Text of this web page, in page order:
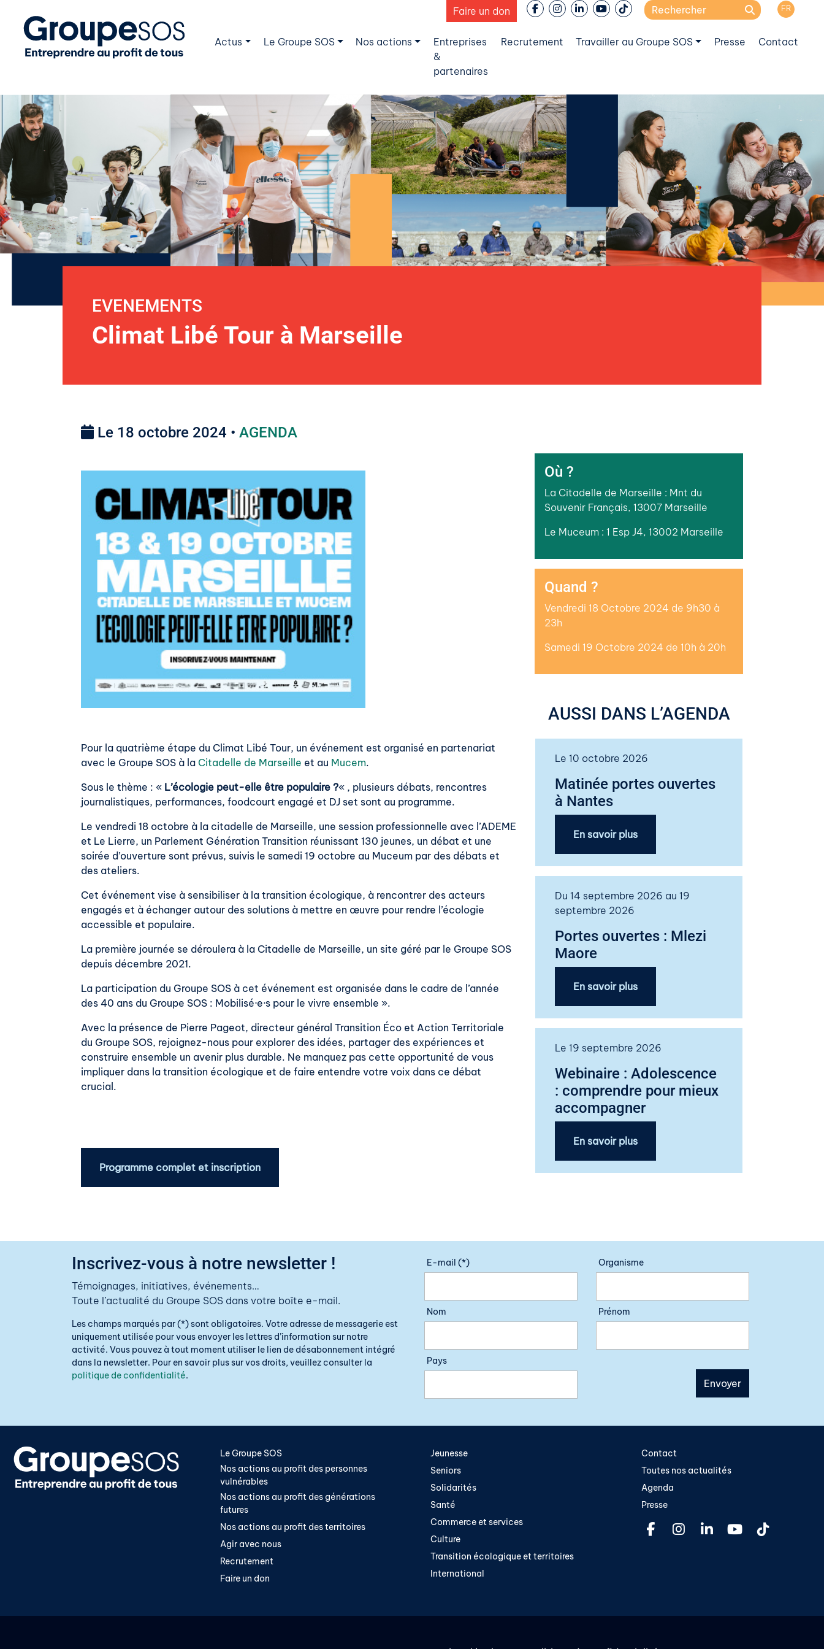
Faire un don
Search
FR
Actus Le Groupe SOS Nos actions
Entreprises
&
partenaires
Recrutement Travailler au Groupe SOS Presse Contact
EVENEMENTS
Climat Libé Tour à Marseille
Le 18 octobre 2024 • AGENDA
Pour la quatrième étape du Climat Libé Tour, un événement est organisé en partenariat
avec le Groupe SOS à la Citadelle de Marseille et au Mucem.
Sous le thème : « L’écologie peut-elle être populaire ?« , plusieurs débats, rencontres
journalistiques, performances, foodcourt engagé et DJ set sont au programme.
Le vendredi 18 octobre à la citadelle de Marseille, une session professionnelle avec l’ADEME
et Le Lierre, un Parlement Génération Transition réunissant 130 jeunes, un débat et une
soirée d’ouverture sont prévus, suivis le samedi 19 octobre au Muceum par des débats et
des ateliers.
Cet événement vise à sensibiliser à la transition écologique, à rencontrer des acteurs
engagés et à échanger autour des solutions à mettre en œuvre pour rendre l’écologie
accessible et populaire.
La première journée se déroulera à la Citadelle de Marseille, un site géré par le Groupe SOS
depuis décembre 2021.
La participation du Groupe SOS à cet événement est organisée dans le cadre de l’année
des 40 ans du Groupe SOS : Mobilisé·e·s pour le vivre ensemble ».
Avec la présence de Pierre Pageot, directeur général Transition Éco et Action Territoriale
du Groupe SOS, rejoignez-nous pour explorer des idées, partager des expériences et
construire ensemble un avenir plus durable. Ne manquez pas cette opportunité de vous
impliquer dans la transition écologique et de faire entendre votre voix dans ce débat
crucial.
Programme complet et inscription
Où ?
La Citadelle de Marseille : Mnt du
Souvenir Français, 13007 Marseille
Le Muceum : 1 Esp J4, 13002 Marseille
Quand ?
Vendredi 18 Octobre 2024 de 9h30 à
23h
Samedi 19 Octobre 2024 de 10h à 20h
AUSSI DANS L’AGENDA
Le 10 octobre 2026
Matinée portes ouvertes
à Nantes
En savoir plus
Du 14 septembre 2026 au 19
septembre 2026
Portes ouvertes : Mlezi
Maore
En savoir plus
Le 19 septembre 2026
Webinaire : Adolescence
: comprendre pour mieux
accompagner
En savoir plus
Inscrivez-vous à notre newsletter !
Témoignages, initiatives, événements…
Toute l’actualité du Groupe SOS dans votre boîte e-mail.
Les champs marqués par (*) sont obligatoires. Votre adresse de messagerie est
uniquement utilisée pour vous envoyer les lettres d’information sur notre
activité. Vous pouvez à tout moment utiliser le lien de désabonnement intégré
dans la newsletter. Pour en savoir plus sur vos droits, veuillez consulter la
politique de confidentialité.
E-mail (*) Organisme
Nom Prénom
Pays
Le Groupe SOS
Nos actions au profit des personnes
vulnérables
Nos actions au profit des générations
futures
Nos actions au profit des territoires
Agir avec nous
Recrutement
Faire un don
Jeunesse
Seniors
Solidarités
Santé
Commerce et services
Culture
Transition écologique et territoires​
International
Contact
Toutes nos actualités
Agenda
Presse